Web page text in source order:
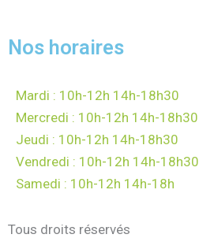
Nos horaires
Mardi : 10h-12h 14h-18h30
Mercredi : 10h-12h 14h-18h30
Jeudi : 10h-12h 14h-18h30
Vendredi : 10h-12h 14h-18h30
Samedi : 10h-12h 14h-18h
Tous droits réservés